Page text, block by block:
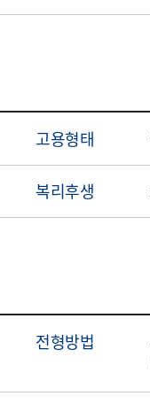
고용형태
복리후생
전형방법